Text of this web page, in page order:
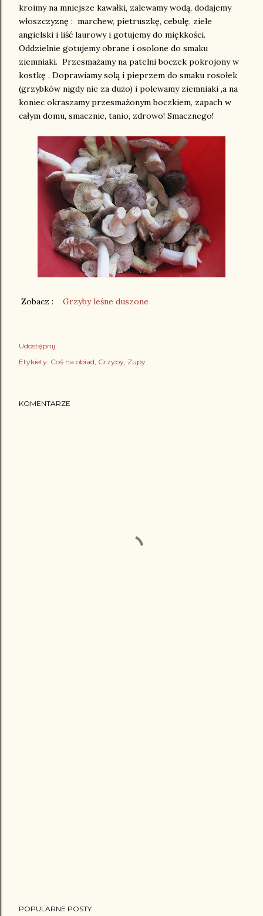
kroimy na mniejsze kawałki, zalewamy wodą, dodajemy
włoszczyznę : marchew, pietruszkę, cebulę, ziele
angielski i liść laurowy i gotujemy do miękkości.
Oddzielnie gotujemy obrane i osolone do smaku
ziemniaki. Przesmażamy na patelni boczek pokrojony w
kostkę . Doprawiamy solą i pieprzem do smaku rosołek
(grzybków nigdy nie za dużo) i polewamy ziemniaki ,a na
koniec okraszamy przesmażonym boczkiem, zapach w
całym domu, smacznie, tanio, zdrowo! Smacznego!
Zobacz : Grzyby leśne duszone
Udostępnij
Etykiety: Coś na obiad Grzyby Zupy
KOMENTARZE
POPULARNE POSTY